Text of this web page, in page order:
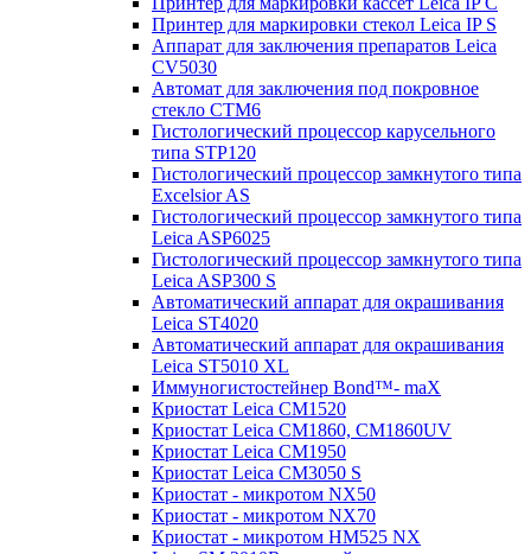
Принтер для маркировки стекол Leica IP S
Аппарат для заключения препаратов Leica
CV5030
Автомат для заключения под покровное
стекло CTM6
Гистологический процессор карусельного
типа STP120
Гистологический процессор замкнутого типа
Excelsior AS
Гистологический процессор замкнутого типа
Leica ASP6025
Гистологический процессор замкнутого типа
Leica ASP300 S
Автоматический аппарат для окрашивания
Leica ST4020
Автоматический аппарат для окрашивания
Leica ST5010 XL
Иммуногистостейнер Bond™- maX
Криостат Leica CM1520
Криостат Leica CM1860, CM1860UV
Криостат Leica CM1950
Криостат Leica CM3050 S
Криостат - микротом NX50
Криостат - микротом NX70
Криостат - микротом HM525 NX